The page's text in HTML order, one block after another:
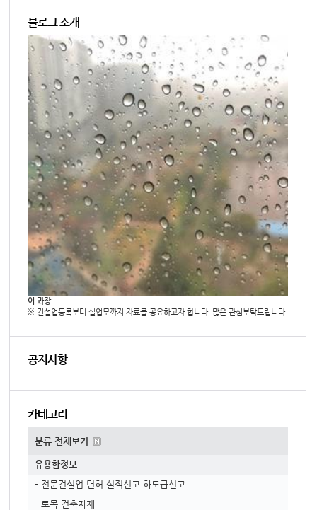
블로그 소개
이 과장
※ 건설업등록부터 실업무까지 자료를 공유하고자 합니다. 많은 관심부탁드립니다.
공지사항
카테고리
분류 전체보기
유용한정보
- 전문건설업 면허 실적신고 하도급신고
- 토목 건축자재